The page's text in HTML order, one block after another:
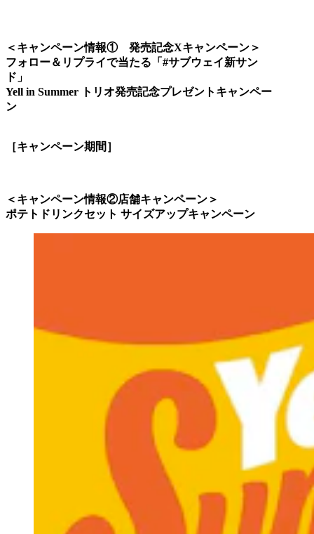
＜キャンペーン情報① 発売記念Xキャンペーン＞
フォロー＆リプライで当たる「#サブウェイ新サン
ド」
Yell in Summer トリオ発売記念プレゼントキャンペー
ン
［キャンペーン期間］
＜キャンペーン情報②店舗キャンペーン＞
ポテトドリンクセット サイズアップキャンペーン